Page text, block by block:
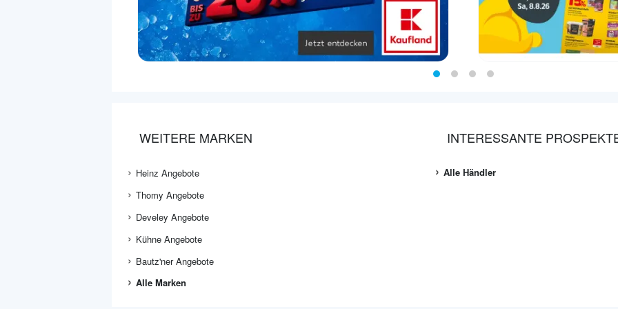
WEITERE MARKEN
Heinz Angebote
Thomy Angebote
Develey Angebote
Kühne Angebote
Bautz'ner Angebote
Alle Marken
INTERESSANTE
Alle Händler